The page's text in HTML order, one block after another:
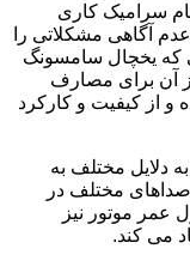
سرامیک کاری
آگاهی مشکلاتی را
که یخچال سامسونگ
آن برای مصارف
و از کیفیت و کارکرد
دلایل مختلف به
صداهای مختلف در
موتور نیز
می کند.